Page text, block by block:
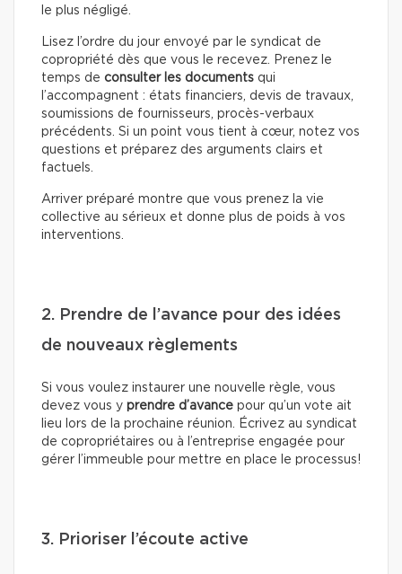
le plus négligé.
Lisez l’ordre du jour envoyé par le syndicat de
copropriété dès que vous le recevez. Prenez le
temps de consulter les documents qui
l’accompagnent : états financiers, devis de travaux,
soumissions de fournisseurs, procès-verbaux
précédents. Si un point vous tient à cœur, notez vos
questions et préparez des arguments clairs et
factuels.
Arriver préparé montre que vous prenez la vie
collective au sérieux et donne plus de poids à vos
interventions.
2. Prendre de l’avance pour des idées
de nouveaux règlements
Si vous voulez instaurer une nouvelle règle, vous
devez vous y prendre d’avance pour qu’un vote ait
lieu lors de la prochaine réunion. Écrivez au syndicat
de copropriétaires ou à l’entreprise engagée pour
gérer l’immeuble pour mettre en place le processus!
3. Prioriser l’écoute active